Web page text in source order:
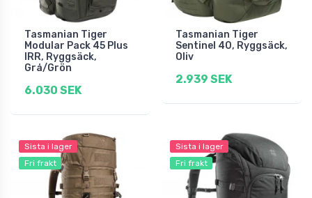
Tasmanian Tiger
Modular Pack 45 Plus
IRR, Ryggsäck,
Grå/Grön
6.030 SEK
Tasmanian Tiger
Sentinel 40, Ryggsäck,
Oliv
2.939 SEK
Sista i lager
Fri frakt
Sista i lager
Fri frakt